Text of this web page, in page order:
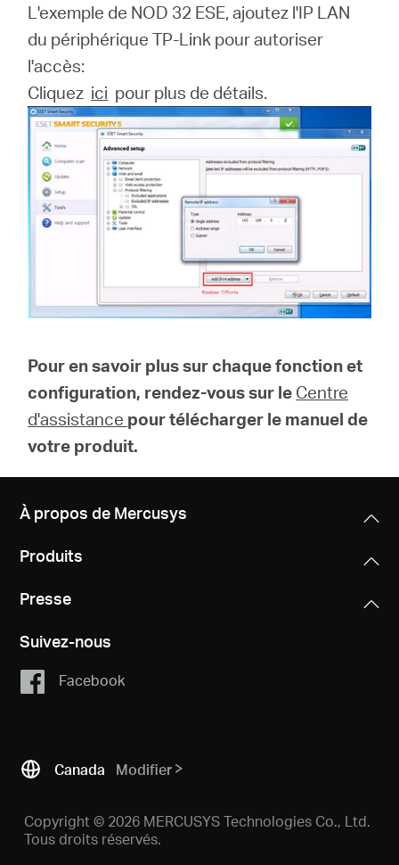
L'exemple de NOD 32 ESE, ajoutez l'IP LAN
du périphérique TP-Link pour autoriser
l'accès:
Cliquez ici pour plus de détails.
Pour en savoir plus sur chaque fonction et
configuration, rendez-vous sur le Centre
d'assistance pour télécharger le manuel de
votre produit.
À propos de Mercusys
Produits
Presse
Suivez-nous
Facebook
Canada Modifier
Copyright © 2026 MERCUSYS Technologies Co., Ltd.
Tous droits réservés.